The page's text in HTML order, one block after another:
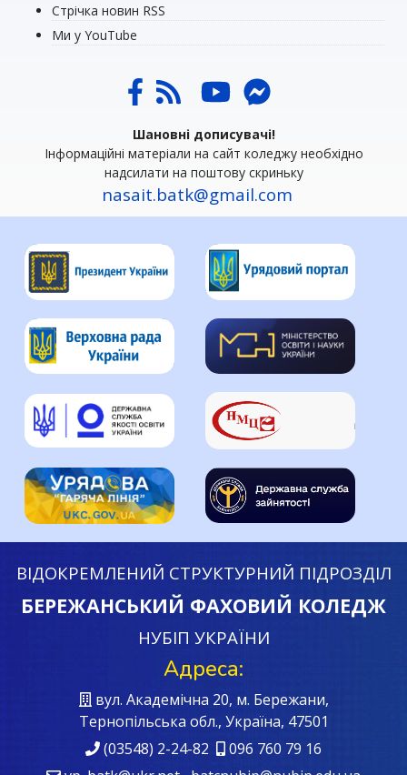
Стрічка новин RSS
Ми у YouTube
Шановні дописувачі!
Інформаційні матеріали на сайт коледжу необхідно
надсилати на поштову скриньку
nasait.batk@gmail.com
ВІДОКРЕМЛЕНИЙ СТРУКТУРНИЙ ПІДРОЗДІЛ
БЕРЕЖАНСЬКИЙ ФАХОВИЙ КОЛЕДЖ
НУБІП УКРАЇНИ
Адреса:
вул. Академічна 20, м. Бережани,
Тернопільська обл., Україна, 47501
(03548) 2-24-82
096 760 79 16